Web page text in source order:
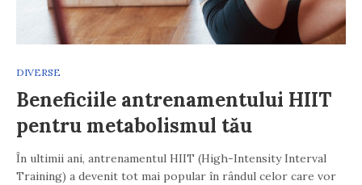
DIVERSE
Beneficiile antrenamentului HIIT
pentru metabolismul tău
În ultimii ani, antrenamentul HIIT (High-Intensity Interval
Training) a devenit tot mai popular în rândul celor care vor